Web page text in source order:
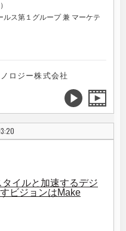
ス第１グループ 兼 マーケテ
ロジー株式会社
イルと加速するデジ
ビジョンはMake